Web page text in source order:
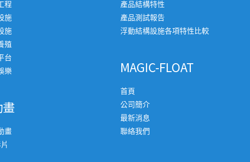
程
施
施
殖
台
樂
畫
產品結構特性
產品測試報告
浮動結構設施各項特性比較
MAGIC-FLOAT
首頁
公司簡介
最新消息
聯絡我們